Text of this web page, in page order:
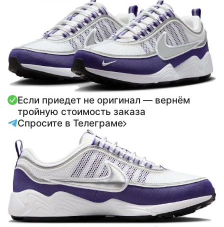
Если приедет не оригинал — вернём
тройную стоимость заказа
Спросите в Телеграме